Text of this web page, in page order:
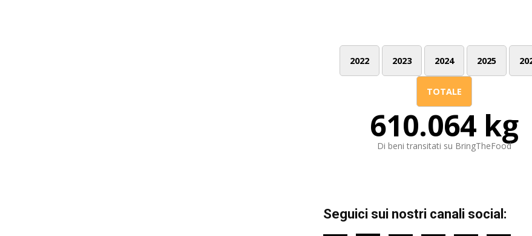
2022 2023 2024 2025
TOTALE
610.064 kg
Di beni transitati su BringTheFood
Seguici sui nostri canali social: